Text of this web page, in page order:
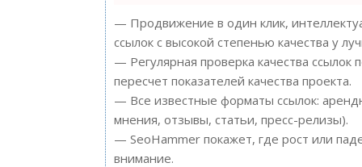
— Продвижение в один клик,
ссылок с высокой степенью качества у
— Регулярная проверка качества
пересчет показателей качества проекта.
— Все известные форматы ссылок:
мнения, отзывы, статьи, пресс-релизы).
— SeoHammer покажет, где рост или
внимание.